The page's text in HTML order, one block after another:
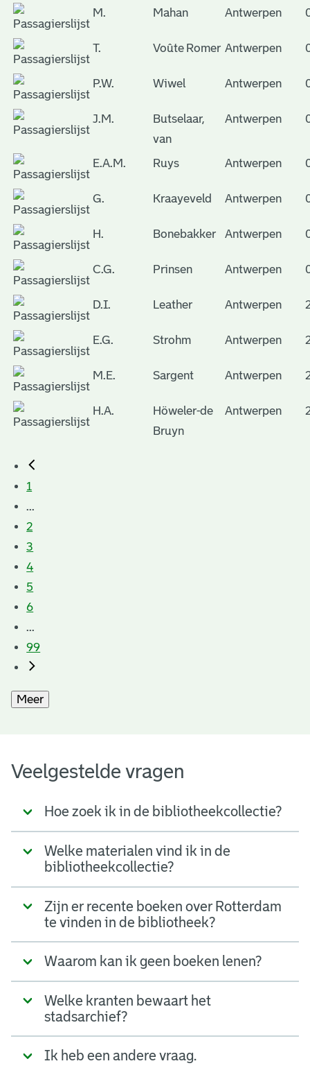
M. Mahan Antwerpen
T. Voûte Romer Antwerpen
P.W. Wiwel Antwerpen
J.M.
Butselaar,
van
Antwerpen
E.A.M. Ruys Antwerpen
G. Kraayeveld Antwerpen
H. Bonebakker Antwerpen
C.G. Prinsen Antwerpen
D.I. Leather Antwerpen
E.G. Strohm Antwerpen
M.E. Sargent Antwerpen
H.A.
Höweler-de
Bruyn
Antwerpen
1
...
2
3
4
5
6
...
99
Meer
Veelgestelde vragen
Hoe zoek ik in de bibliotheekcollectie?
Welke materialen vind ik in de
bibliotheekcollectie?
Zijn er recente boeken over Rotterdam
te vinden in de bibliotheek?
Waarom kan ik geen boeken lenen?
Welke kranten bewaart het
stadsarchief?
Ik heb een andere vraag.